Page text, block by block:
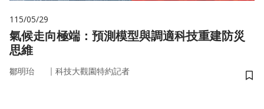
115/05/29
氣候走向極端：預測模型與調適科技重建防災
思維
鄒明珆 ｜ 科技大觀園特約記者
儲